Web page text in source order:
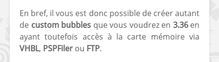
En bref, il vous est donc possible de créer autant
de custom bubbles que vous voudrez en 3.36en
ayant toutefois accès à la carte mémoire via
VHBL, PSPFiler ou FTP.